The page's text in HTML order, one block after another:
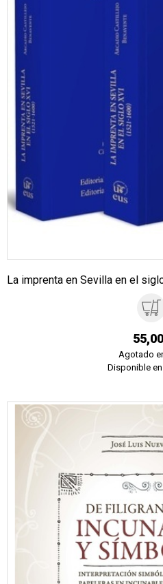
La imprenta en Sevilla en el
Agotado
Disponible